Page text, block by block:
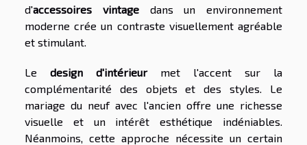
d'accessoires vintagedans un environnement
moderne crée un contraste visuellement agréable
et stimulant.
Le design d'intérieurmet l'accent sur la
complémentarité des objets et des styles. Le
mariage du neuf avec l'ancien offre une richesse
visuelle et un intérêt esthétique indéniables.
Néanmoins, cette approche nécessite un certain